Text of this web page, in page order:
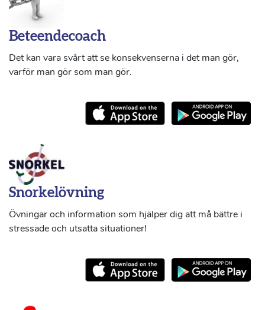
Beteendecoach
Det kan vara svårt att se konsekvenserna i det man gör,
varför man gör som man gör.
Snorkelövning
Övningar och information som hjälper dig att må bättre i
stressade och utsatta situationer!